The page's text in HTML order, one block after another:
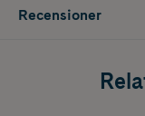
Recensioner